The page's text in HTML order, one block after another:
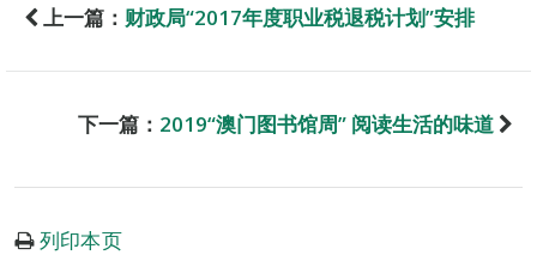
上一篇： 财政局“2017年度职业税退税计划”安排
下一篇： 2019“澳门图书馆周” 阅读生活的味道
列印本页